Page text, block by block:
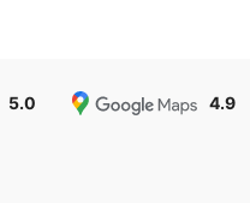
5.0 4.9